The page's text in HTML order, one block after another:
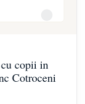
copii in
Cotroceni